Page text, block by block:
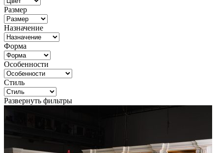
Размер
Назначение
Форма
Особенности
Стиль
Развернуть фильтры